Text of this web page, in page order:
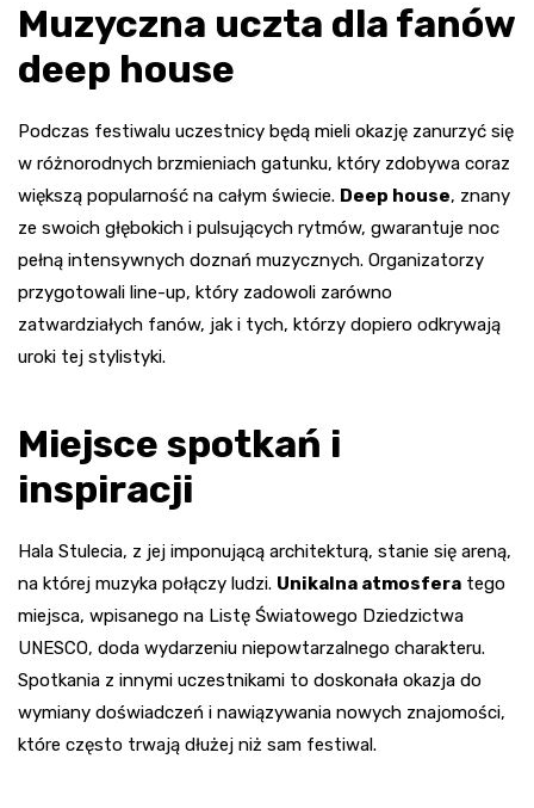
Muzyczna uczta dla fanów
deep house
Podczas festiwalu uczestnicy będą mieli okazję zanurzyć się
w różnorodnych brzmieniach gatunku, który zdobywa coraz
większą popularność na całym świecie. Deep house, znany
ze swoich głębokich i pulsujących rytmów, gwarantuje noc
pełną intensywnych doznań muzycznych. Organizatorzy
przygotowali line-up, który zadowoli zarówno
zatwardziałych fanów, jak i tych, którzy dopiero odkrywają
uroki tej stylistyki.
Miejsce spotkań i
inspiracji
Hala Stulecia, z jej imponującą architekturą, stanie się areną,
na której muzyka połączy ludzi. Unikalna atmosfera tego
miejsca, wpisanego na Listę Światowego Dziedzictwa
UNESCO, doda wydarzeniu niepowtarzalnego charakteru.
Spotkania z innymi uczestnikami to doskonała okazja do
wymiany doświadczeń i nawiązywania nowych znajomości,
które często trwają dłużej niż sam festiwal.